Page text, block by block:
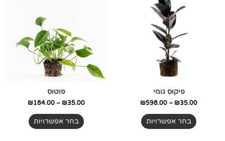
פיקוס גומי
₪35.00
–
₪598.00
בחר אפשרויות
יש
מספר
סוגים.
ניתן
לבחור
את
האפשרויות
המוצר
פוטוס
₪35.00
–
₪184.00
בחר אפשרויות
מספר
סוגים.
ניתן
לבחור
את
האפשרויות
המוצר